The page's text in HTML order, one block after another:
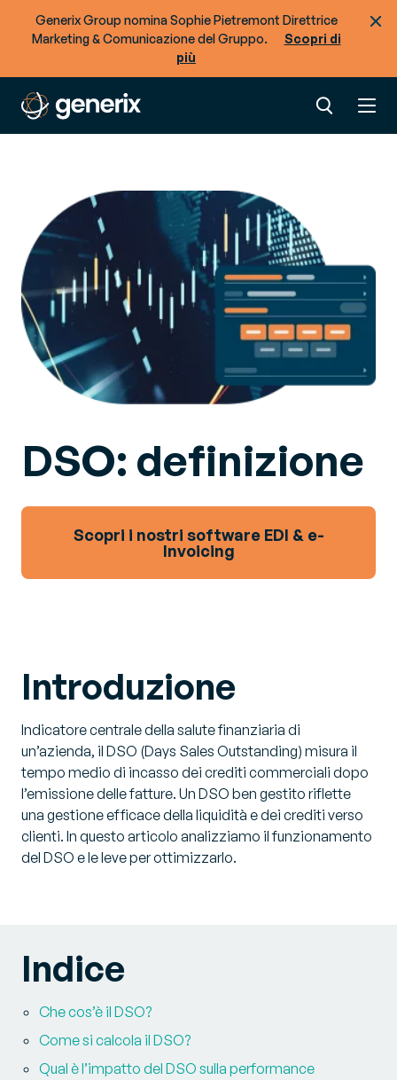
Generix Group nomina Sophie Pietremont Direttrice
Marketing & Comunicazione del Gruppo.
Scopri di
più
DSO: definizione
Scopri i nostri software EDI & e-
Invoicing
Introduzione
Indicatore centrale della salute finanziaria di
un’azienda, il DSO (Days Sales Outstanding) misura il
tempo medio di incasso dei crediti commerciali dopo
l’emissione delle fatture. Un DSO ben gestito riflette
una gestione efficace della liquidità e dei crediti verso
clienti. In questo articolo analizziamo il funzionamento
del DSO e le leve per ottimizzarlo.
Indice
Che cos’è il DSO?
Come si calcola il DSO?
Qual è l’impatto del DSO sulla performance